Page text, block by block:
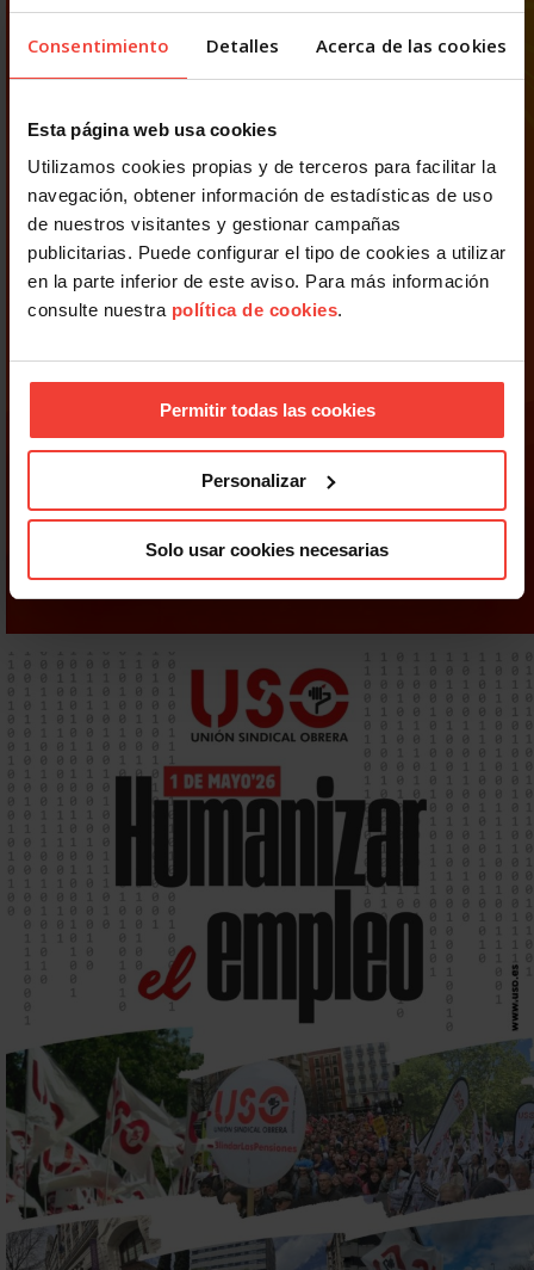
Consentimiento Detalles Acerca de las cookies
Esta página web usa cookies
Utilizamos cookies propias y de terceros para facilitar la
navegación, obtener información de estadísticas de uso
de nuestros visitantes y gestionar campañas
publicitarias. Puede configurar el tipo de cookies a utilizar
en la parte inferior de este aviso. Para más información
consulte nuestra política de cookies.
Permitir todas las cookies
Personalizar
Solo usar cookies necesarias